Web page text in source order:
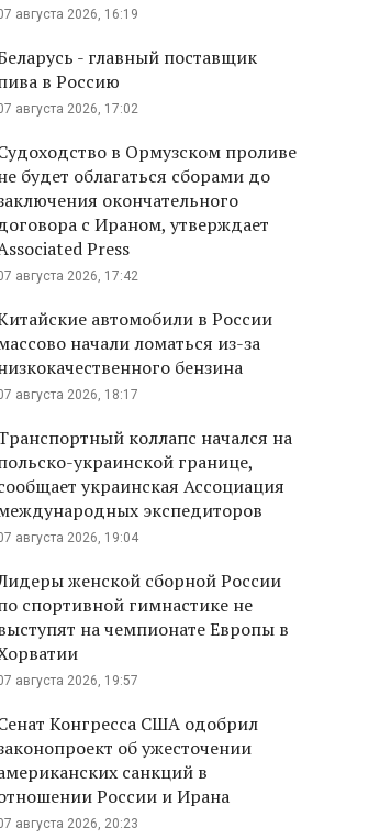
августа 2026, 16:19
- главный поставщик
в Россию
августа 2026, 17:02
в Ормузском проливе
будет облагаться сборами до
окончательного
с Ираном, утверждает
Press
августа 2026, 17:42
автомобили в России
начали ломаться из-за
бензина
августа 2026, 18:17
коллапс начался на
украинской границе,
украинская Ассоциация
экспедиторов
августа 2026, 19:04
женской сборной России
спортивной гимнастике не
на чемпионате Европы в
августа 2026, 19:57
Конгресса США одобрил
об ужесточении
санкций в
России и Ирана
августа 2026, 20:23